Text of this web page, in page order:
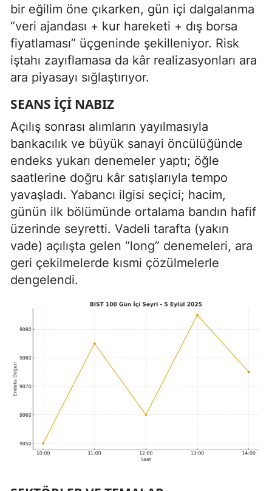
bir eğilim öne çıkarken, gün içi dalgalanma
“veri ajandası + kur hareketi + dış borsa
fiyatlaması” üçgeninde şekilleniyor. Risk
iştahı zayıflamasa da kâr realizasyonları ara
ara piyasayı sığlaştırıyor.
SEANS İÇI NABIZ
Açılış sonrası alımların yayılmasıyla
bankacılık ve büyük sanayi öncülüğünde
endeks yukarı denemeler yaptı; öğle
saatlerine doğru kâr satışlarıyla tempo
yavaşladı. Yabancı ilgisi seçici; hacim,
günün ilk bölümünde ortalama bandın hafif
üzerinde seyretti. Vadeli tarafta (yakın
vade) açılışta gelen “long” denemeleri, ara
geri çekilmelerde kısmi çözülmelerle
dengelendi.